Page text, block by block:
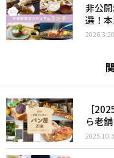
非公
選！
2026.3.20
［
ら老